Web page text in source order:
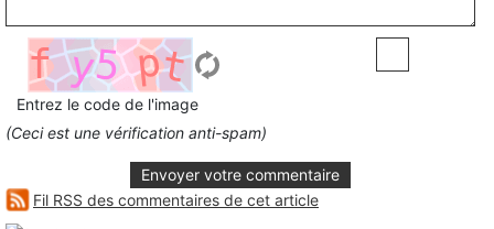
Entrez le code de l'image
(Ceci est une vérification anti-spam)
Envoyer votre commentaire
Fil RSS des commentaires de cet article